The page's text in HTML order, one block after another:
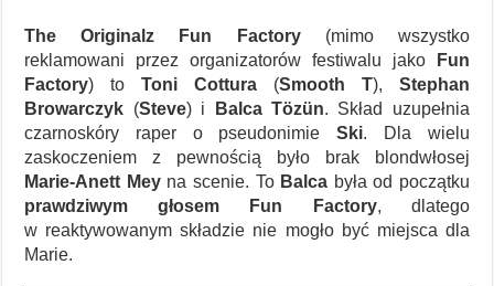
The Originalz Fun Factory(mimo wszystko
reklamowani przez organizatorów festiwalu jako
Fun
Factory) toToni Cottura (Smooth T), Stephan
Browarczyk (Steve) i Balca Tözün. Skład uzupełnia
czarnoskóry raper o pseudonimieSki. Dla wielu
zaskoczeniem z pewnością było brak blondwłosej
Marie-Anett Meyna scenie. To Balca była od początku
prawdziwym głosem Fun Factory, dlatego
w reaktywowanym składzie nie mogło być miejsca dla
Marie.